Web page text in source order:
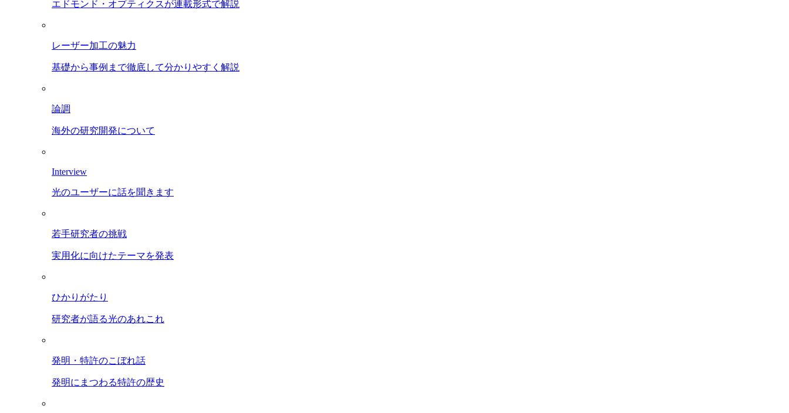
エドモンド・オプティクスが連載形式で解説
レーザー加工の魅力
基礎から事例まで徹底して分かりやすく解説
論調
海外の研究開発について
Interview
光のユーザーに話を聞きます
若手研究者の挑戦
実用化に向けたテーマを発表
ひかりがたり
研究者が語る光のあれこれ
発明・特許のこぼれ話
発明にまつわる特許の歴史